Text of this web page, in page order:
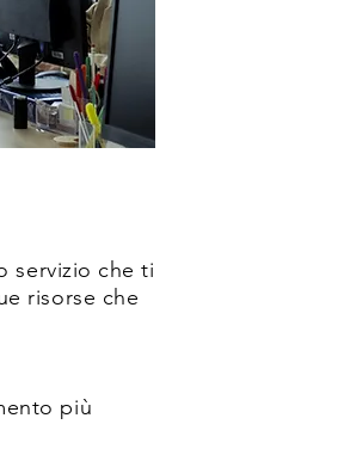
servizio che ti
risorse che
più